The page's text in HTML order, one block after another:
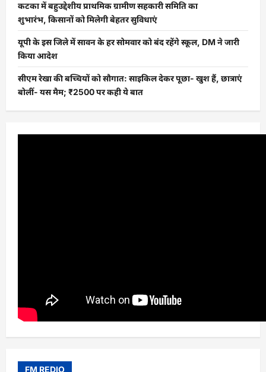
कटका में बहुउद्देशीय प्राथमिक ग्रामीण सहकारी समिति का
शुभारंभ, किसानों को मिलेगी बेहतर सुविधाएं
यूपी के इस जिले में सावन के हर सोमवार को बंद रहेंगे स्कूल, DM ने जारी
किया आदेश
सीएम रेखा की बच्चियों को सौगात: साइकिल देकर पूछा- खुश हैं, छात्राएं
बोलीं- यस मैम; ₹2500 पर कही ये बात
FM REDIO